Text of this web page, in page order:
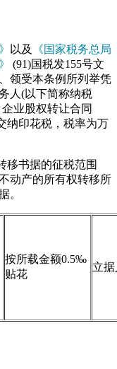
以及
《国家税务总局
(91)国税发155号文
领受本条例所列举凭
人(以下简称纳税
业股权转让合同
纳印花税，税率为万
移书据的征税范围
动产的所有权转移所
。
按所载金额0.5‰
贴花
立